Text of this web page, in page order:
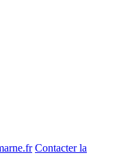
Contacter la